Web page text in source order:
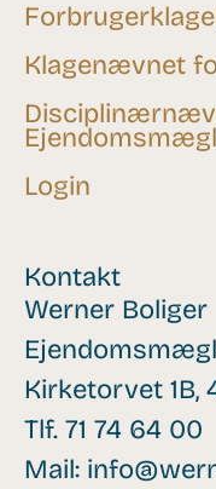
Kontakt
Werner Boliger
Kirketorvet 1B,
Tlf. 71 74 64 00
Mail:
Klagenævnet
Login